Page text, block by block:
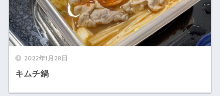
2022年1月28日
キムチ鍋